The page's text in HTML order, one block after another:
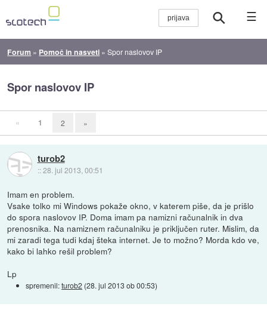
☰
Forum » Pomoč in nasveti »Spor naslovov IP
Spor naslovov IP
« 1 2 »
turob2
::28. jul 2013, 00:51
Imam en problem.
Vsake tolko mi Windows pokaže okno, v katerem piše, da je prišlo
do spora naslovov IP. Doma imam pa namizni računalnik in dva
prenosnika. Na namiznem računalniku je priključen ruter. Mislim, da
mi zaradi tega tudi kdaj šteka internet. Je to možno? Morda kdo ve,
kako bi lahko rešil problem?
Lp
spremenil:turob2 (28. jul 2013 ob 00:53)